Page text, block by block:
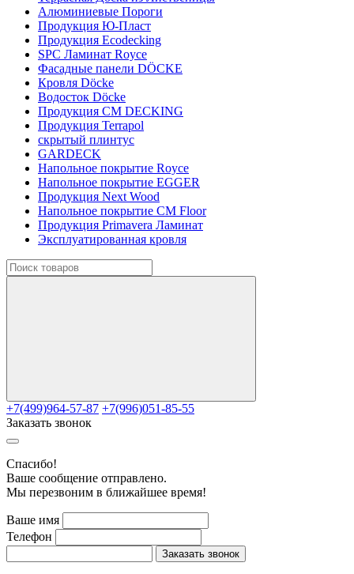
Алюминиевые Пороги
Продукция Ю-Пласт
Продукция Ecodecking
SPC Ламинат Royce
Фасадные панели DÖCKE
Кровля Döcke
Водосток Döcke
Продукция CM DECKING
Продукция Terrapol
скрытый плинтус
GARDECK
Напольное покрытие Royce
Напольное покрытие EGGER
Продукция Next Wood
Напольное покрытие CM Floor
Продукция Primavera Ламинат
Эксплуатированная кровля
+7(499)964-57-87 +7(996)051-85-55
Заказать звонок
Cпасибо!
Ваше сообщение отправлено.
Мы перезвоним в ближайшее время!
Ваше имя
Телефон
Заказать звонок